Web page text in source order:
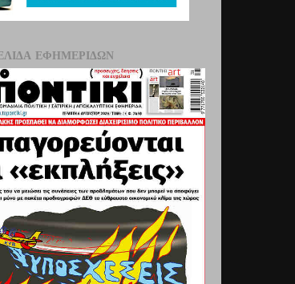
ΕΦΗΜΕΡΊΔΩΝ